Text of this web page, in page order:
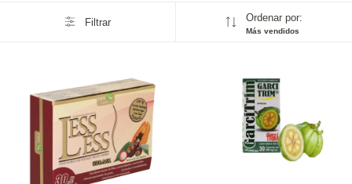
Filtrar Ordenar por:
Más vendidos